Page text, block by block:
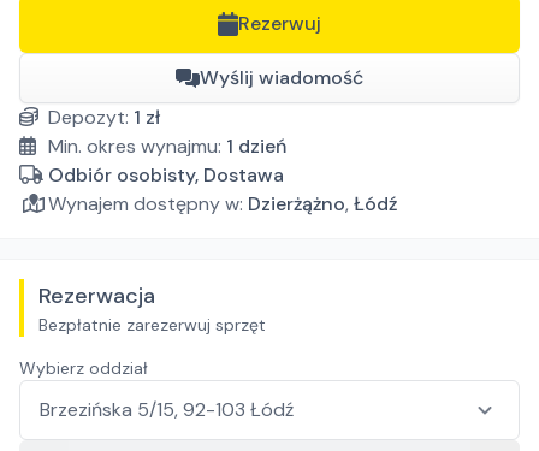
Rezerwuj
Wyślij wiadomość
Depozyt: 1 zł
Min. okres wynajmu: 1 dzień
Odbiór osobisty, Dostawa
Wynajem dostępny w: Dzierżążno,Łódź
Rezerwacja
Bezpłatnie zarezerwuj sprzęt
Wybierz oddział